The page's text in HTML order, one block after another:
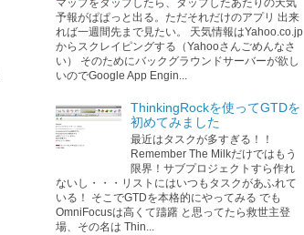
マップをタップしたら、タップしたあたりの天気
予報がぱぱっと出る。ただそれだけのアプリ 出来
れば一週間先まで見たい。 天気情報はYahoo.co.jp
からスクレイピングする（Yahooさんごめんなさ
い） そのためにバックグラウンドサーバーが欲し
いのでGoogle App Engin...
ThinkingRockを使ってGTDを
初めてみました
最近はタスクが多すぎる！！
Remember The Milkだけではもう
限界！サブプロジェクトすら作れ
ないし・・・リストにはいつもタスクがあふれて
いる！ そこでGTDを本格的にやってみる でも
OmniFocusは高くて躊躇 と思ってたら救世主登
場、その名は Thin...